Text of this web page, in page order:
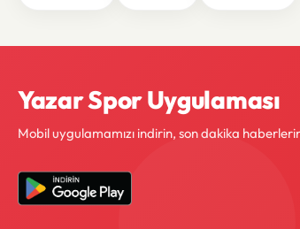
Yazar Spor Uygulaması
Mobil uygulamamızı indirin, son dakika